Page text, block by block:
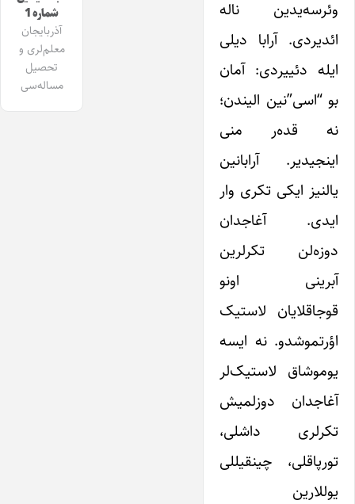
وئرسه‌یدین ناله
ائدیردی. آرابا دیلی‌
ایله دئییردی: آمان
بو “اسی”‌نین الیندن؛
نه قده‌ر منی
اینجیدیر. آرابانین
یالنیز ایکی تکری وار
ایدی. آغاجدان
دوزه‌لن تکرلرین
آبرینی اونو
قوجاقلایان لاستیک
اؤرتموشدو. نه ایسه
یوموشاق لاستیک‌لر
آغاجدان دوزلمیش
تکرلری داشلی،
تورپاقلی، چینقیللی
یوللارین
شماره 1
آذربایجان
معلم‌لری و
تحصیل
مساله‌سی